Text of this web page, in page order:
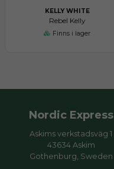
KELLY WHITE
Rebel Kelly
Finns i lager
Nordic Express
Askims verkstadsväg 1
43634 Askim
Gothenburg, Sweden